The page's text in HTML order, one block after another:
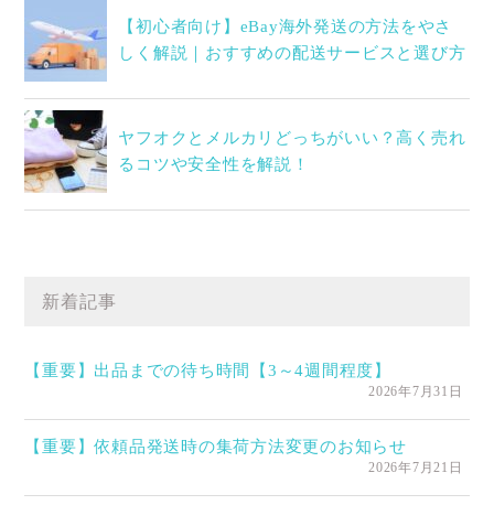
【初心者向け】eBay海外発送の方法をやさ
しく解説｜おすすめの配送サービスと選び方
ヤフオクとメルカリどっちがいい？高く売れ
るコツや安全性を解説！
新着記事
【重要】出品までの待ち時間【3～4週間程度】
2026年7月31日
【重要】依頼品発送時の集荷方法変更のお知らせ
2026年7月21日